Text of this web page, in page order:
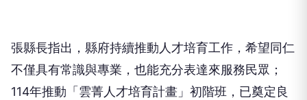
張縣長指出，縣府持續推動人才培育工作，希望同仁
不僅具有常識與專業，也能充分表達來服務民眾；
114年推動「雲菁人才培育計畫」初階班，已奠定良